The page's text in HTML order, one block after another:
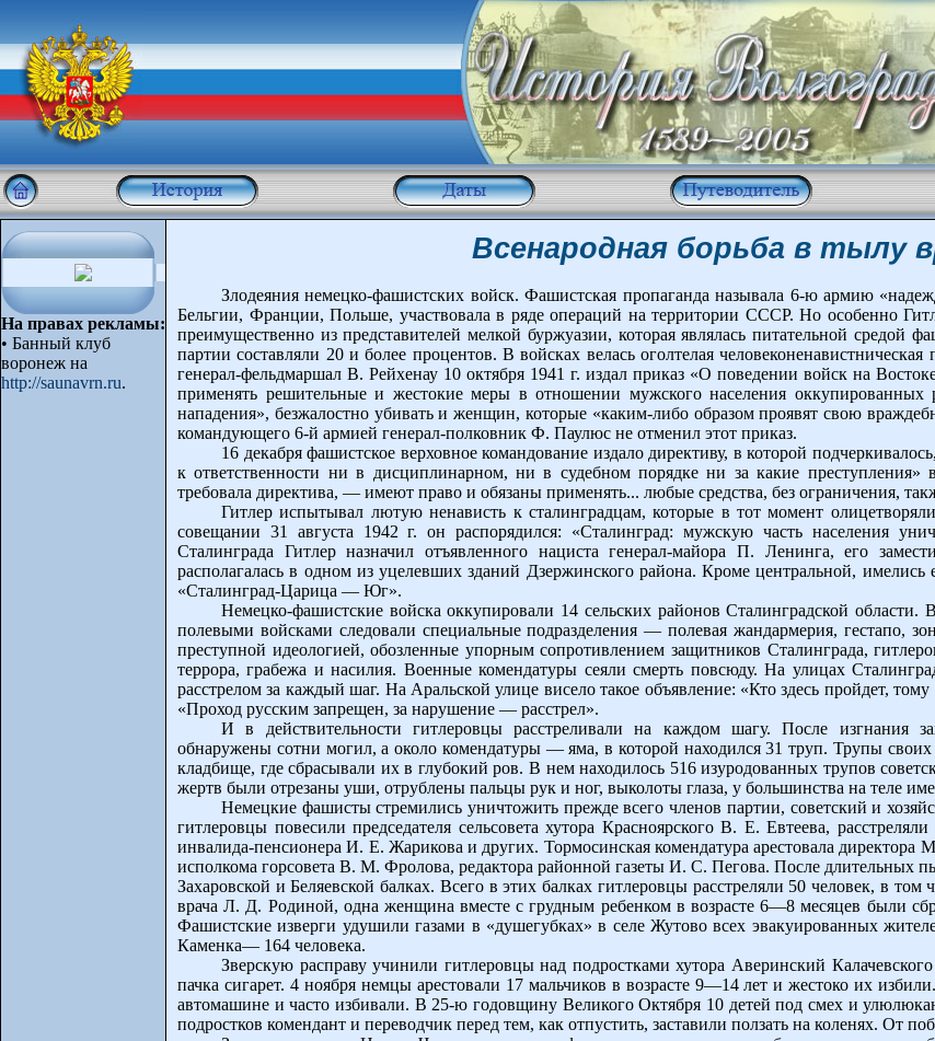
На правах рекламы:
• Банный клуб
воронеж на
http://saunavrn.ru.
Всенародная борьба в тылу
Злодеяния немецко-фашистских войск. Фашистская пропаганда называла 6-ю армию
Бельгии, Франции, Польше, участвовала в ряде операций на территории СССР. Но особенно
преимущественно из представителей мелкой буржуазии, которая являлась питательной средой
партии составляли 20 и более процентов. В войсках велась оголтелая
генерал-фельдмаршал В. Рейхенау 10 октября 1941 г. издал приказ «О поведении войск на
применять решительные и жестокие меры в отношении мужского населения оккупированных
нападения», безжалостно убивать и женщин, которые «каким-либо образом проявят свою
командующего 6-й армией генерал-полковник Ф. Паулюс не отменил этот приказ.
16 декабря фашистское верховное командование издало директиву, в которой
к ответственности ни в дисциплинарном, ни в судебном порядке ни за какие
требовала директива, — имеют право и обязаны применять... любые средства, без ограничения,
Гитлер испытывал лютую ненависть к сталинградцам, которые в тот момент
совещании 31 августа 1942 г. он распорядился: «Сталинград: мужскую часть населения
Сталинграда Гитлер назначил отъявленного нациста генерал-майора П. Ленинга, его
располагалась в одном из уцелевших зданий Дзержинского района. Кроме центральной,
«Сталинград-Царица — Юг».
Немецко-фашистские войска оккупировали 14 сельских районов Сталинградской области.
полевыми войсками следовали специальные подразделения — полевая жандармерия, гестапо,
преступной идеологией, обозленные упорным сопротивлением защитников Сталинграда,
террора, грабежа и насилия. Военные комендатуры сеяли смерть повсюду. На улицах
расстрелом за каждый шаг. На Аральской улице висело такое объявление: «Кто здесь пройдет,
«Проход русским запрещен, за нарушение — расстрел».
И в действительности гитлеровцы расстреливали на каждом шагу. После изгнания
обнаружены сотни могил, а около комендатуры — яма, в которой находился 31 труп. Трупы
кладбище, где сбрасывали их в глубокий ров. В нем находилось 516 изуродованных трупов
жертв были отрезаны уши, отрублены пальцы рук и ног, выколоты глаза, у большинства на теле
Немецкие фашисты стремились уничтожить прежде всего членов партии, советский и
гитлеровцы повесили председателя сельсовета хутора Красноярского В. Е. Евтеева,
инвалида-пенсионера И. Е. Жарикова и других. Тормосинская комендатура арестовала
исполкома горсовета В. М. Фролова, редактора районной газеты И. С. Пегова. После длительных
Захаровской и Беляевской балках. Всего в этих балках гитлеровцы расстреляли 50 человек, в
врача Л. Д. Родиной, одна женщина вместе с грудным ребенком в возрасте 6—8 месяцев были
Фашистские изверги удушили газами в «душегубках» в селе Жутово всех эвакуированных
Каменка— 164 человека.
Зверскую расправу учинили гитлеровцы над подростками хутора Аверинский
пачка сигарет. 4 ноября немцы арестовали 17 мальчиков в возрасте 9—14 лет и жестоко их
автомашине и часто избивали. В 25-ю годовщину Великого Октября 10 детей под смех и
подростков комендант и переводчик перед тем, как отпустить, заставили ползать на коленях. От